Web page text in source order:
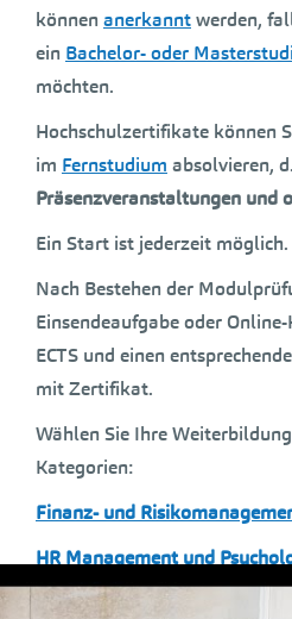
können anerkanntwerden,
ein Bachelor- oder
möchten.
Hochschulzertifikate können
im Fernstudium absolvieren,
Präsenzveranstaltungen und
Ein Start ist jederzeit möglich.
Nach Bestehen der
Einsendeaufgabe oder
ECTS und einen
mit Zertifikat.
Wählen Sie Ihre
Kategorien:
Finanz- und
HR Management und
Management und Innovation